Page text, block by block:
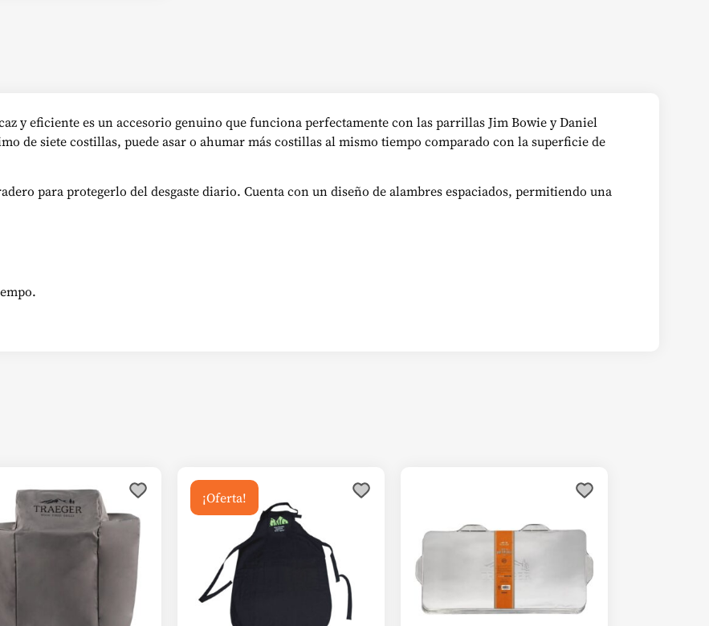
y eficiente es un accesorio genuino que funciona perfectamente con las parrillas Jim Bowie y Daniel
de siete costillas, puede asar o ahumar más costillas al mismo tiempo comparado con la superficie de
para protegerlo del desgaste diario. Cuenta con un diseño de alambres espaciados, permitiendo una
¡Oferta!